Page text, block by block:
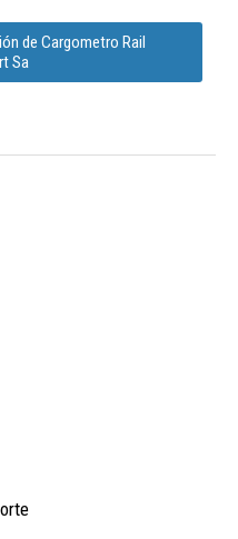
de Cargometro Rail
Sa